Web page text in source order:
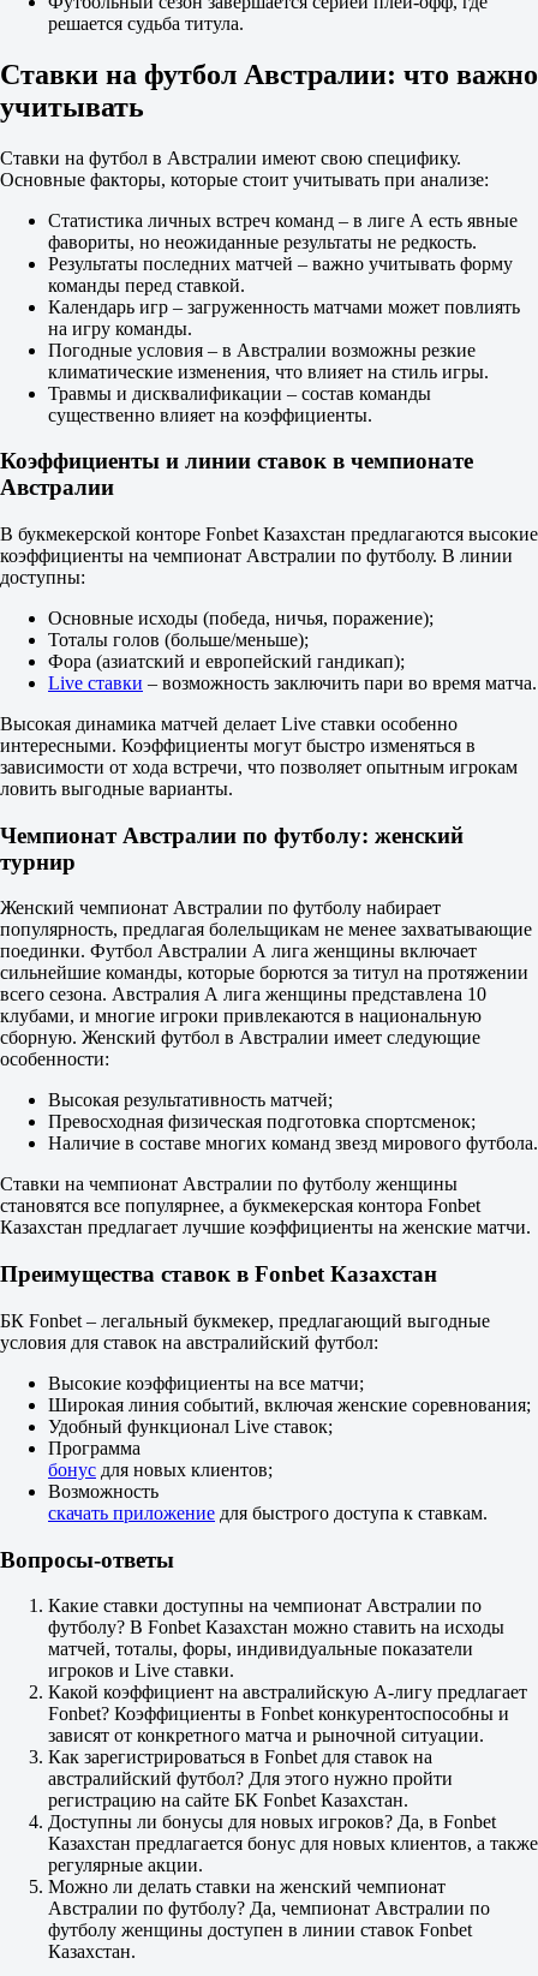
3.5
1.95
1.75
Обе забьют
Да
1.37
Нет
2.85
5.50
1.18
4.10
Брисбен Сити
Голд Кост Юнайтед
8 августа в 11:00
1.62
3.90
1.15
2.02
Фора
1
-1
2.03
1.70
Тотал
Б
М
3.5
1.95
1.75
Обе забьют
1.42
Нет
2.65
Б
М
0.5
7.10
Б
М
1.28
3.30
Брисбен Олимпик
Мортон Сити Эксельсиор
8 августа в 11:00
1.57
1.17
решается судьба титула.
Ставки на футбол Австралии: что важно
учитывать
Ставки на футбол в Австралии имеют свою специфику.
Основные факторы, которые стоит учитывать при анализе:
Статистика личных встреч команд – в лиге А есть явные
фавориты, но неожиданные результаты не редкость.
Результаты последних матчей – важно учитывать форму
команды перед ставкой.
Календарь игр – загруженность матчами может повлиять
на игру команды.
Погодные условия – в Австралии возможны резкие
климатические изменения, что влияет на стиль игры.
Травмы и дисквалификации – состав команды
существенно влияет на коэффициенты.
Коэффициенты и линии ставок в чемпионате
Австралии
В букмекерской конторе Fonbet Казахстан предлагаются высокие
коэффициенты на чемпионат Австралии по футболу. В линии
доступны:
Основные исходы (победа, ничья, поражение);
Тоталы голов (больше/меньше);
Фора (азиатский и европейский гандикап);
Live ставки – возможность заключить пари во время матча.
Высокая динамика матчей делает Live ставки особенно
интересными. Коэффициенты могут быстро изменяться в
зависимости от хода встречи, что позволяет опытным игрокам
ловить выгодные варианты.
Чемпионат Австралии по футболу: женский
турнир
Женский чемпионат Австралии по футболу набирает
популярность, предлагая болельщикам не менее захватывающие
поединки. Футбол Австралии А лига женщины включает
сильнейшие команды, которые борются за титул на протяжении
всего сезона. Австралия А лига женщины представлена 10
клубами, и многие игроки привлекаются в национальную
сборную. Женский футбол в Австралии имеет следующие
особенности:
Высокая результативность матчей;
Превосходная физическая подготовка спортсменок;
Наличие в составе многих команд звезд мирового футбола.
Ставки на чемпионат Австралии по футболу женщины
становятся все популярнее, а букмекерская контора Fonbet
Казахстан предлагает лучшие коэффициенты на женские матчи.
Преимущества ставок в Fonbet Казахстан
БК Fonbet – легальный букмекер, предлагающий выгодные
условия для ставок на австралийский футбол:
Высокие коэффициенты на все матчи;
Широкая линия событий, включая женские соревнования;
Удобный функционал Live ставок;
Программа
бонус для новых клиентов;
Возможность
скачать приложение для быстрого доступа к ставкам.
Вопросы-ответы
Какие ставки доступны на чемпионат Австралии по
футболу? В Fonbet Казахстан можно ставить на исходы
матчей, тоталы, форы, индивидуальные показатели
игроков и Live ставки.
Какой коэффициент на австралийскую А-лигу предлагает
Fonbet? Коэффициенты в Fonbet конкурентоспособны и
зависят от конкретного матча и рыночной ситуации.
Как зарегистрироваться в Fonbet для ставок на
австралийский футбол? Для этого нужно пройти
регистрацию на сайте БК Fonbet Казахстан.
Доступны ли бонусы для новых игроков? Да, в Fonbet
Казахстан предлагается бонус для новых клиентов, а также
регулярные акции.
Можно ли делать ставки на женский чемпионат
Австралии по футболу? Да, чемпионат Австралии по
футболу женщины доступен в линии ставок Fonbet
Казахстан.